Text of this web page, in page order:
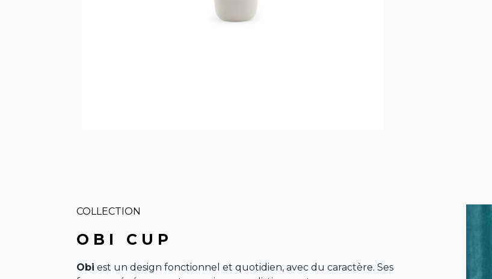
COLLECTION
O B I C U P
Obi est un design fonctionnel et quotidien, avec du caractère. Ses